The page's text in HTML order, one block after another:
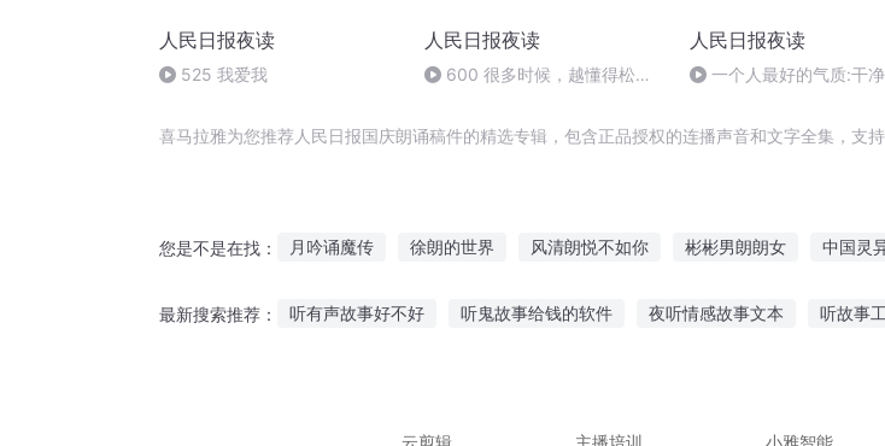
人民日报夜读
525 我爱我
人民日报夜读
600 很多时候，越懂得松弛
人民日报夜读
一个人最好的气质:干净
喜马拉雅为您推荐人民日报国庆朗诵稿件的精选专辑，包含正品授权的连播声音和文字全集，支
您是不是在找： 月吟诵魔传 徐朗的世界 风清朗悦不如你 彬彬男朗朗女 中国灵
最新搜索推荐： 听有声故事好不好 听鬼故事给钱的软件 夜听情感故事文本 听故事
云剪辑
主播培训 小雅智能